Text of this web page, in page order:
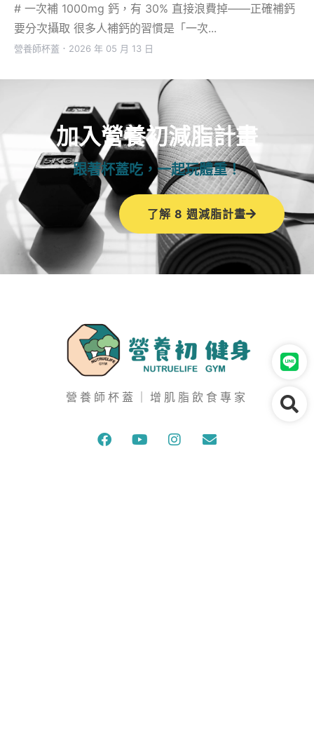
# 一次補 1000mg 鈣，有 30% 直接浪費掉——正確補鈣
要分次攝取 很多人補鈣的習慣是「一次...
營養師杯蓋 ． 2026 年 05 月 13 日
加入營養初減脂計畫
跟著杯蓋吃，一起玩體重！
了解 8 週減脂計畫
營養師杯蓋｜增肌脂飲食專家